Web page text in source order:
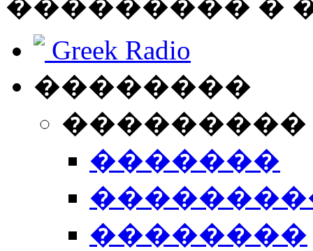
Greek Radio
��������
�������
��������